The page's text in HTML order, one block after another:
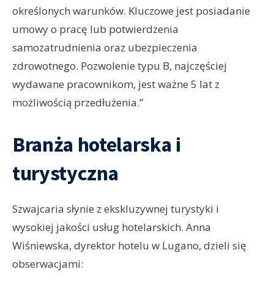
określonych warunków. Kluczowe jest posiadanie
umowy o pracę lub potwierdzenia
samozatrudnienia oraz ubezpieczenia
zdrowotnego. Pozwolenie typu B, najczęściej
wydawane pracownikom, jest ważne 5 lat z
możliwością przedłużenia.”
Branża hotelarska i
turystyczna
Szwajcaria słynie z ekskluzywnej turystyki i
wysokiej jakości usług hotelarskich. Anna
Wiśniewska, dyrektor hotelu w Lugano, dzieli się
obserwacjami: